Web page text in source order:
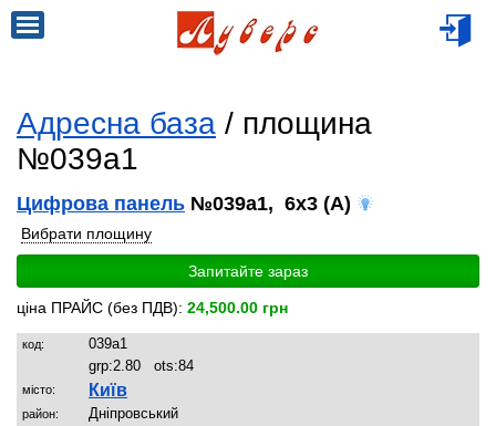
Адресна база / площина
№039a1
Цифрова панель №039a1, 6x3 (A)
Вибрати площину
Запитайте зараз
ціна ПРАЙС (без ПДВ): 24,500.00 грн
код:
039a1
grp:2.80 ots:84
місто: Київ
район: Дніпровський